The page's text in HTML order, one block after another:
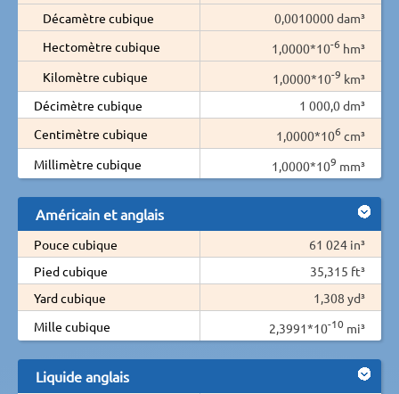
Décamètre cubique
0,0010000 dam³
Hectomètre cubique
1,0000*10-6 hm³
Kilomètre cubique
1,0000*10-9 km³
Décimètre cubique
1 000,0 dm³
Centimètre cubique
1,0000*106 cm³
Millimètre cubique
1,0000*109 mm³
Américain et anglais
Pouce cubique
61 024 in³
Pied cubique
35,315 ft³
Yard cubique
1,308 yd³
Mille cubique
2,3991*10-10 mi³
Liquide anglais